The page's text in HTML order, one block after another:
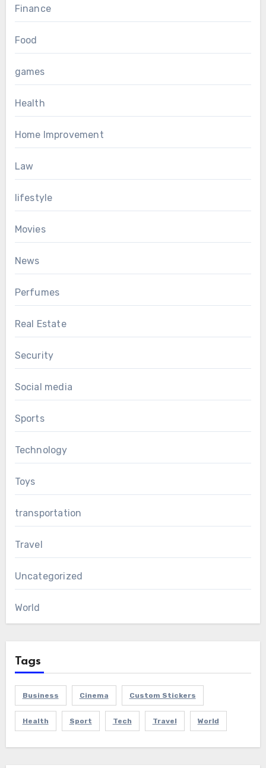
Finance
Food
games
Health
Home Improvement
Law
lifestyle
Movies
News
Perfumes
Real Estate
Security
Social media
Sports
Technology
Toys
transportation
Travel
Uncategorized
World
Tags
Business Cinema Custom Stickers
Health Sport Tech Travel World